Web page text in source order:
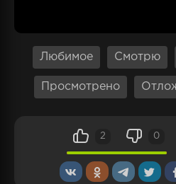
Любимое Смотрю
Просмотрено
2 0